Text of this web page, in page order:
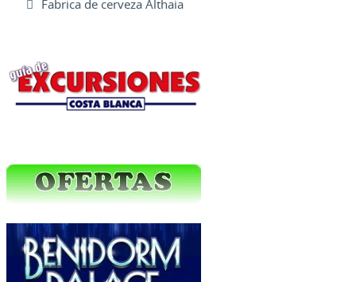
Fabrica de cerveza Althaia